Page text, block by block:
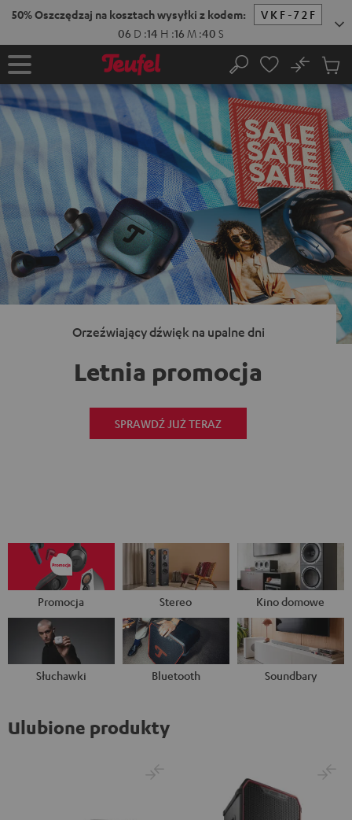
DO
Strona
główna
Szukaj
No
w
Orzeźwiający dźwięk na upalne dni
Letnia promocja
SPRAWDŹ JUŻ TERAZ
Promocja Stereo Kino domowe
Słuchawki Bluetooth Soundbary
Ulubione produkty